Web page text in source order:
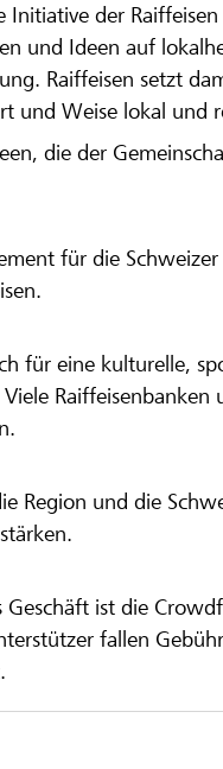
Initiative der
und Ideen auf
Raiffeisen setzt
und Weise lokal und
die der
für die
für eine kulturelle,
Region und die
Geschäft ist die
fallen